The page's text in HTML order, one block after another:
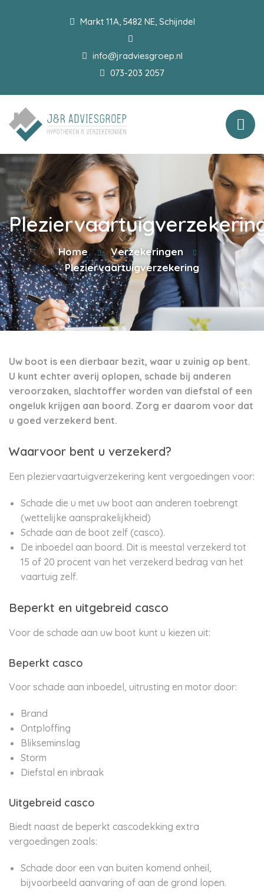
Markt 11A, 5482 NE, Schijndel
info@jradviesgroep.nl
073-203 2057
Home
Verzekeringen
Pleziervaartuigverzekering
Uw boot is een dierbaar bezit, waar u zuinig op bent.
U kunt echter averij oplopen, schade bij anderen
veroorzaken, slachtoffer worden van diefstal of een
ongeluk krijgen aan boord. Zorg er daarom voor dat
u goed verzekerd bent.
Waarvoor bent u verzekerd?
Een pleziervaartuigverzekering kent vergoedingen voor:
Schade die u met uw boot aan anderen toebrengt
(wettelijke aansprakelijkheid)
Schade aan de boot zelf (casco).
De inboedel aan boord. Dit is meestal verzekerd tot
15 of 20 procent van het verzekerd bedrag van het
vaartuig zelf.
Beperkt en uitgebreid casco
Voor de schade aan uw boot kunt u kiezen uit:
Beperkt casco
Voor schade aan inboedel, uitrusting en motor door:
Brand
Ontploffing
Blikseminslag
Storm
Diefstal en inbraak
Uitgebreid casco
Biedt naast de beperkt cascodekking extra
vergoedingen zoals:
Schade door een van buiten komend onheil,
bijvoorbeeld aanvaring of aan de grond lopen.